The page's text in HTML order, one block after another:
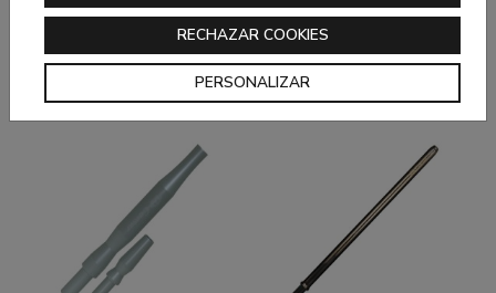
BOQUILLA CAESAR
GOLD
BOQUILLA CAESAR
CARBON 29CM - RED
RECHAZAR COOKIES
PERSONALIZAR